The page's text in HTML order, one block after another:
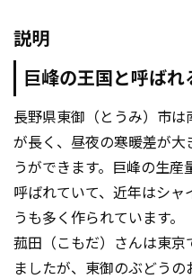
説明
巨峰の王国と呼ば
長野県東御（とうみ）市
が長く、昼夜の寒暖差が
うができます。巨峰の生産
呼ばれていて、近年はシ
うも多く作られています。
菰田（こもだ）さんは東
ましたが、東御のぶどう